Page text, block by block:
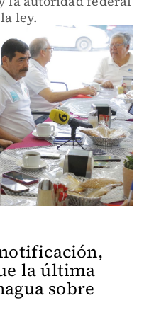
ley.
la última
sobre